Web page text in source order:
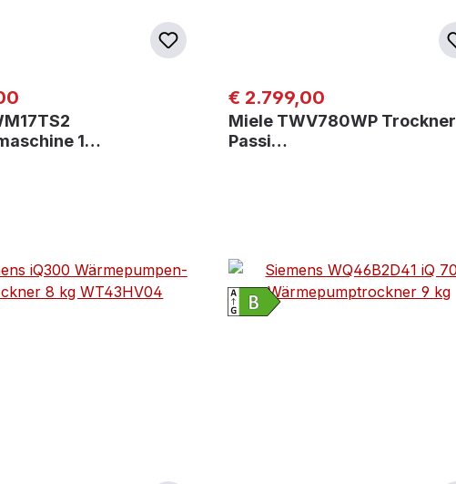
Preis:
1…
Regulärer Preis:
€ 2.799,00
Miele TWV780WP Trockner
Passi…